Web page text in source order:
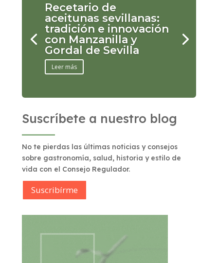
Recetario de
aceitunas sevillanas:
tradición e innovación
con Manzanilla y
Gordal de Sevilla
Leer más
Suscríbete a nuestro blog
No te pierdas las últimas noticias y consejos
sobre gastronomía, salud, historia y estilo de
vida con el Consejo Regulador.
Suscribírme